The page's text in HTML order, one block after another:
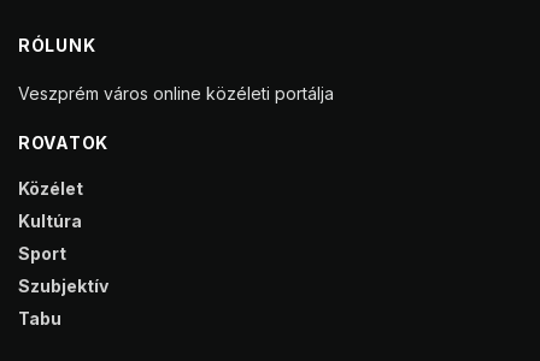
RÓLUNK
Veszprém város online közéleti portálja
ROVATOK
Közélet
Kultúra
Sport
Szubjektív
Tabu